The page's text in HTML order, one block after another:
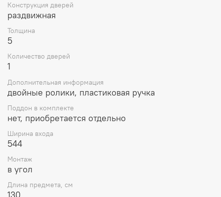
Конструкция дверей
раздвижная
Толщина
5
Количество дверей
1
Дополнительная информация
двойные ролики, пластиковая ручка
Поддон в комплекте
нет, приобретается отдельно
Ширина входа
544
Монтаж
в угол
Длина предмета, см